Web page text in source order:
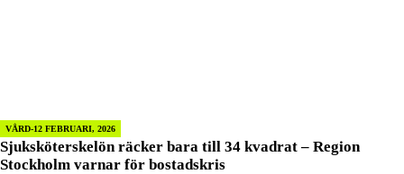
VÅRD 12 FEBRUARI, 2026
Sjuksköterskelön räcker bara till 34 kvadrat – Region
Stockholm varnar för bostadskris